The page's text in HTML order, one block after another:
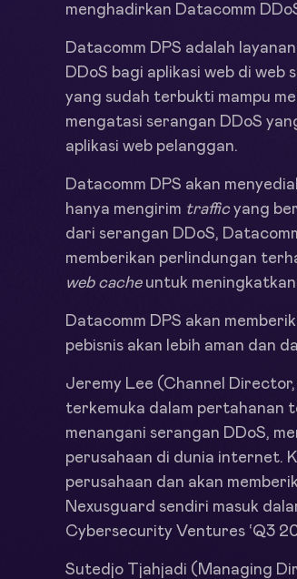
menghadirkan Datacomm
Datacomm DPS adalah
DDoS bagi aplikasi web di
yang sudah terbukti mampu
mengatasi serangan DDoS
aplikasi web pelanggan.
Datacomm DPS akan
hanya mengirim trafficyang
dari serangan DDoS,
memberikan perlindungan
web cacheuntuk meningkatkan
Datacomm DPS akan
pebisnis akan lebih aman dan
Jeremy Lee (Channel
terkemuka dalam pertahanan
menangani serangan DDoS,
perusahaan di dunia internet.
perusahaan dan akan
Nexusguard sendiri masuk
Cybersecurity Ventures ‘Q3
Sutedjo Tjahjadi (Managing